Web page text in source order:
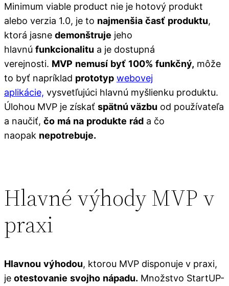
Minimum viable product nie je hotový produkt
alebo verzia 1.0, je to najmenšia časť produktu,
ktorá jasne demonštruje jeho
hlavnú funkcionalitu a je dostupná
verejnosti. MVP nemusí byť 100% funkčný, môže
to byť napríklad prototyp webovej
aplikácie, vysvetľujúci hlavnú myšlienku produktu.
Úlohou MVP je získať spätnú väzbu od používateľa
a naučiť, čo má na produkte rád a čo
naopak nepotrebuje.
Hlavné výhody MVP v
praxi
Hlavnou výhodou, ktorou MVP disponuje v praxi,
je otestovanie svojho nápadu. Množstvo StartUP-